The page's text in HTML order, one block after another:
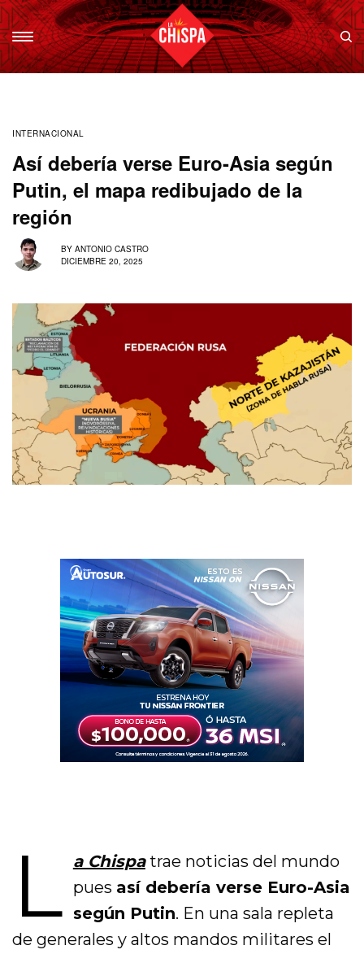
INTERNACIONAL
Así debería verse Euro-Asia según
Putin, el mapa redibujado de la
región
BY ANTONIO CASTRO
DICIEMBRE 20, 2025
L a Chispatrae noticias del mundo
pues así debería verse Euro-Asia
según Putin. En una sala repleta
de generales y altos mandos militares el